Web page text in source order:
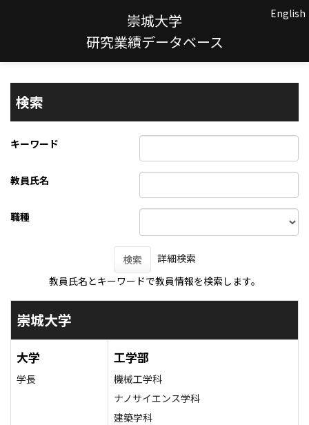
崇城大学
研究業績データベース
English
検索
キーワード
教員氏名
職種
検索
詳細検索
教員氏名とキーワードで教員情報を検索します。
崇城大学
大学
学長
工学部
機械工学科
ナノサイエンス学科
建築学科